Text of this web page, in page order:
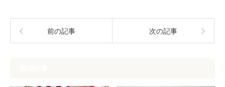
前の記事 次の記事